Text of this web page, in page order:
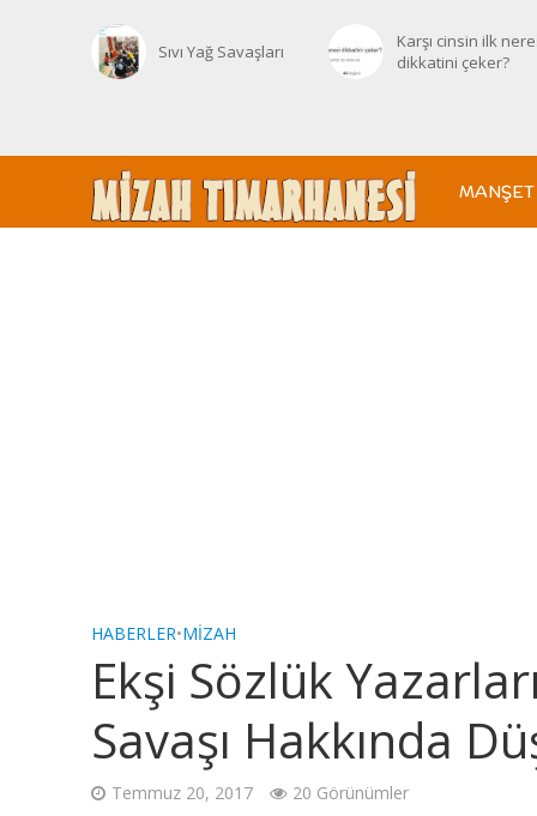
Sıvı Yağ Savaşları
Karşı cinsin ilk
dikkatini çeker?
MANŞET
HABERLER•MIZAH
Ekşi Sözlük
Savaşı Hakkında
Temmuz 20, 2017 20 Görünümler